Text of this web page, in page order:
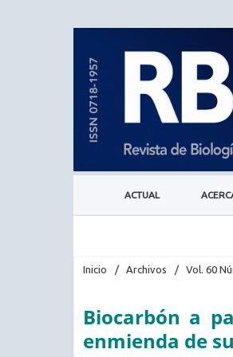
ACTUAL
Inicio / Archivos / Vol. 60
Biocarbón a
enmienda de